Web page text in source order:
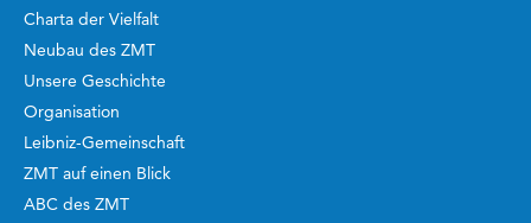
Charta der Vielfalt
Neubau des ZMT
Unsere Geschichte
Organisation
Leibniz-Gemeinschaft
ZMT auf einen Blick
ABC des ZMT